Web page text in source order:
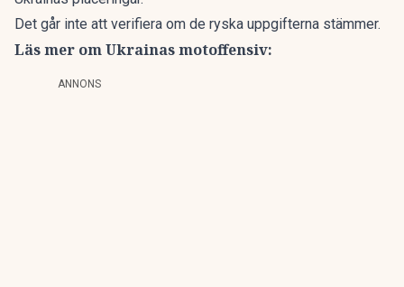
Det går inte att verifiera om de ryska uppgifterna stämmer.
Läs mer om Ukrainas motoffensiv:
ANNONS